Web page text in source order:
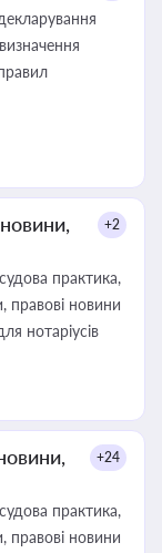
+2
практика,
правові новини
нотаріусів
+24
практика,
правові новини